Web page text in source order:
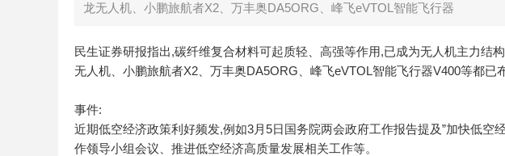
龙无人机、小鹏旅航者X2、万丰奥DA5ORG、峰飞eVTOL智能飞行器
民生证券研报指出,碳纤维复合材料可起质轻、高强等作用,已成为无人机主力结
无人机、小鹏旅航者X2、万丰奥DA5ORG、峰飞eVTOL智能飞行器V400等都已
事件:
近期低空经济政策利好频发,例如3月5日国务院两会政府工作报告提及”加快低空
作领导小组会议、推进低空经济高质量发展相关工作等。